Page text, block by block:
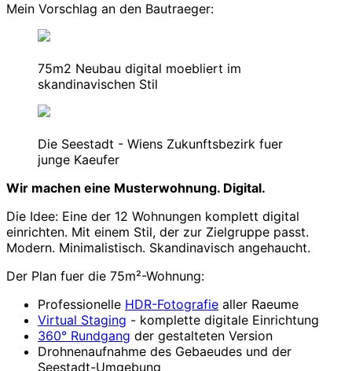
Mein Vorschlag an den Bautraeger:
75m2 Neubau digital moebliert im
skandinavischen Stil
Die Seestadt - Wiens Zukunftsbezirk fuer
junge Kaeufer
Wir machen eine Musterwohnung. Digital.
Die Idee: Eine der 12 Wohnungen komplett digital
einrichten. Mit einem Stil, der zur Zielgruppe passt.
Modern. Minimalistisch. Skandinavisch angehaucht.
Der Plan fuer die 75m²-Wohnung:
Professionelle HDR-Fotografie aller Raeume
Virtual Staging - komplette digitale Einrichtung
360° Rundgang der gestalteten Version
Drohnenaufnahme des Gebaeudes und der
Seestadt-Umgebung